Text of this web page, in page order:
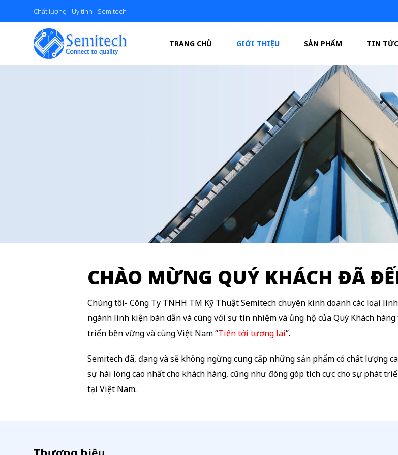
Chất lượng - Uy tính - Semitech
TRANG CHỦ GIỚI THIỆU SẢN PHẨM TIN TỨC
CHÀO MỪNG QUÝ KHÁCH ĐÃ
Chúng tôi- Công Ty TNHH TM Kỹ Thuật Semitech chuyên kinh doanh các loại
ngành linh kiện bán dẫn và cùng với sự tín nhiệm và ủng hộ của Quý Khách
triển bền vững và cùng Việt Nam “Tiến tới tương lai”.
Semitech đã, đang và sẽ không ngừng cung cấp những sản phẩm có chất lượng
sự hài lòng cao nhất cho khách hàng, cũng như đóng góp tích cực cho sự phát
tại Việt Nam.